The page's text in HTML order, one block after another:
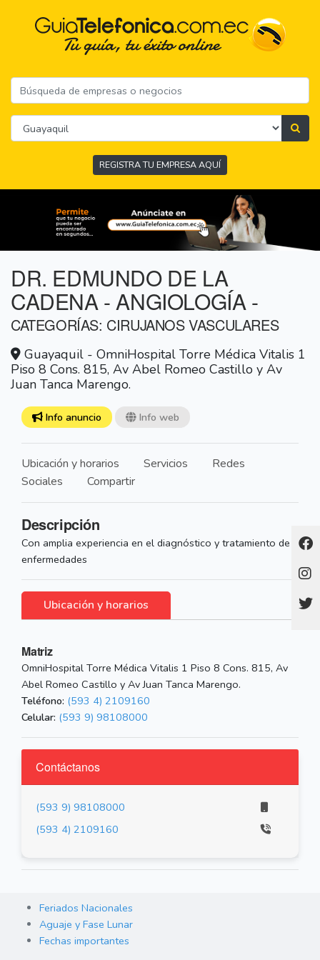
REGISTRA TU EMPRESA AQUÍ
DR. EDMUNDO DE LA
CADENA - ANGIOLOGÍA -
CATEGORÍAS: CIRUJANOS VASCULARES
Guayaquil - OmniHospital Torre Médica Vitalis 1
Piso 8 Cons. 815, Av Abel Romeo Castillo y Av
Juan Tanca Marengo.
Info anuncio Info web
Ubicación y horarios Servicios
Redes
Sociales
Compartir
Descripción
Con amplia experiencia en el diagnóstico y tratamiento de
enfermedades
Ubicación y horarios
Matriz
OmniHospital Torre Médica Vitalis 1 Piso 8 Cons. 815, Av
Abel Romeo Castillo y Av Juan Tanca Marengo.
Teléfono: (593 4) 2109160
Celular: (593 9) 98108000
Contáctanos
(593 9) 98108000
(593 4) 2109160
Feriados Nacionales
Aguaje y Fase Lunar
Fechas importantes